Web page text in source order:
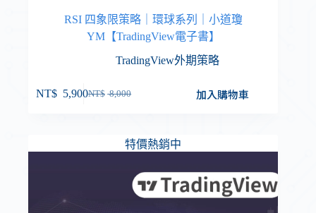
RSI 四象限策略｜環球系列｜小道瓊
YM【TradingView電子書】
TradingView外期策略
NT$ 8,000
NT$ 5,900 加入購物車
特價熱銷中